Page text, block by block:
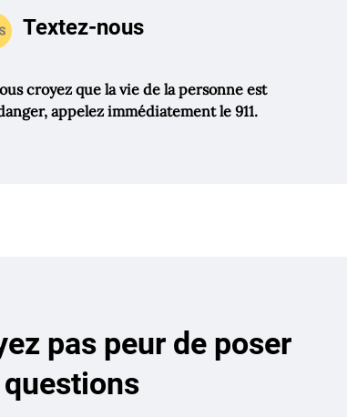
Textez-nous
croyez que la vie de la personne est
appelez immédiatement le 911.
pas peur de poser